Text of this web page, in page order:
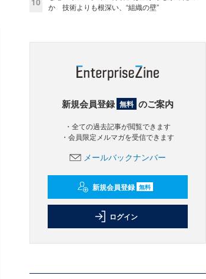
か 技術よりも根深い、“組織の壁”
新規会員登録 無料 のご案内
・全ての過去記事が閲覧できます
・会員限定メルマガを受信できます
メールバックナンバー
新規会員登録 無料
ログイン